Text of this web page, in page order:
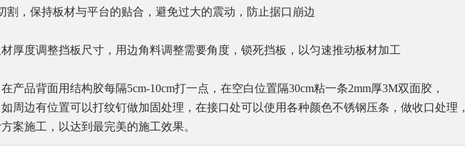
割，保持板材与平台的贴合，避免过大的震动，防止据口崩边
厚度调整挡板尺寸，用边角料调整需要角度，锁死挡板，以匀速推动板材加工
产品背面用结构胶每隔5cm-10cm打一点，在空白位置隔30cm粘一条2mm厚3M双面胶，
周边有位置可以打纹钉做加固处理，在接口处可以使用各种颜色不锈钢压条，做收口处理，
案施工，以达到最完美的施工效果。